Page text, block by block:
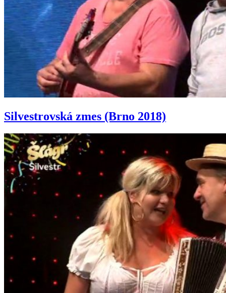
Silvestrovská zmes (Brno 2018)